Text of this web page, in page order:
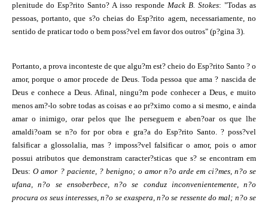
plenitude do Esp?rito Santo? A isso responde Mack B. Stokes: "Todas as
pessoas, portanto, que s?o cheias do Esp?rito agem, necessariamente, no
sentido de praticar todo o bem poss?vel em favor dos outros" (p?gina 3).
Portanto, a prova inconteste de que algu?m est? cheio do Esp?rito Santo ? o
amor, porque o amor procede de Deus. Toda pessoa que ama ? nascida de
Deus e conhece a Deus. Afinal, ningu?m pode conhecer a Deus, e muito
menos am?-lo sobre todas as coisas e ao pr?ximo como a si mesmo, e ainda
amar o inimigo, orar pelos que lhe perseguem e aben?oar os que lhe
amaldi?oam se n?o for por obra e gra?a do Esp?rito Santo. ? poss?vel
falsificar a glossolalia, mas ? imposs?vel falsificar o amor, pois o amor
possui atributos que demonstram caracter?sticas que s? se encontram em
Deus:O amor ? paciente, ? benigno; o amor n?o arde em ci?mes, n?o se
ufana, n?o se ensoberbece, n?o se conduz inconvenientemente, n?o
procura os seus interesses, n?o se exaspera, n?o se ressente do mal; n?o se